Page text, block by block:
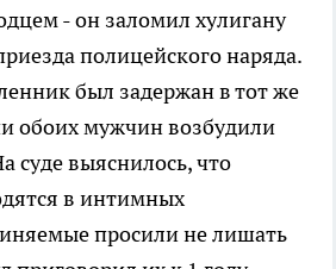
- он заломил хулигану
полицейского наряда.
был задержан в тот же
обоих мужчин возбудили
суде выяснилось, что
в интимных
просили не лишать